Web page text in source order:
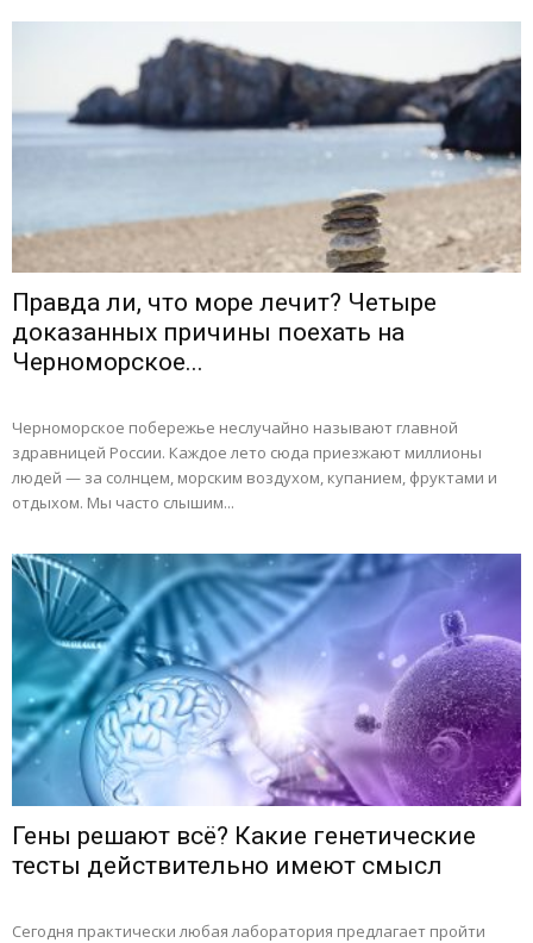
Правда ли, что море лечит? Четыре
доказанных причины поехать на
Черноморское...
Черноморское побережье неслучайно называют главной
здравницей России. Каждое лето сюда приезжают миллионы
людей — за солнцем, морским воздухом, купанием, фруктами и
отдыхом. Мы часто слышим...
Гены решают всё? Какие генетические
тесты действительно имеют смысл
Сегодня практически любая лаборатория предлагает пройти